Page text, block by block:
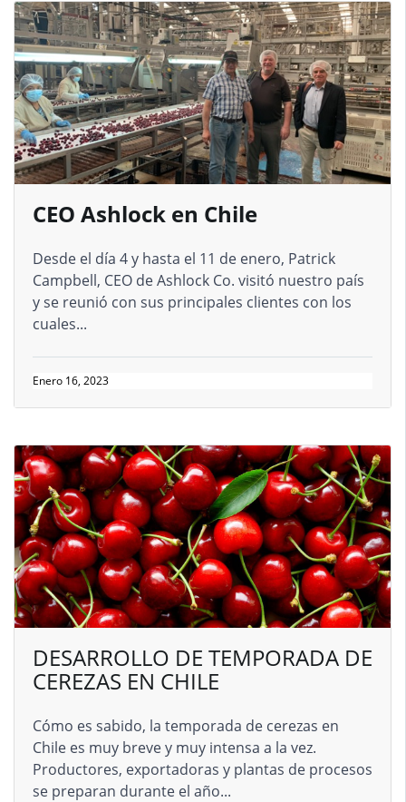
CEO Ashlock en Chile
Desde el día 4 y hasta el 11 de enero, Patrick
Campbell, CEO de Ashlock Co. visitó nuestro país
y se reunió con sus principales clientes con los
cuales...
Enero 16, 2023
DESARROLLO DE TEMPORADA DE
CEREZAS EN CHILE
Cómo es sabido, la temporada de cerezas en
Chile es muy breve y muy intensa a la vez.
Productores, exportadoras y plantas de procesos
se preparan durante el año...